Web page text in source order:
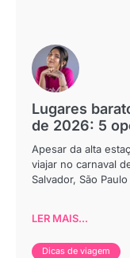
Lugares
de 2026: 5
Apesar da alta
viajar no carnaval
Salvador, São
LER MAIS...
Dicas de viagem